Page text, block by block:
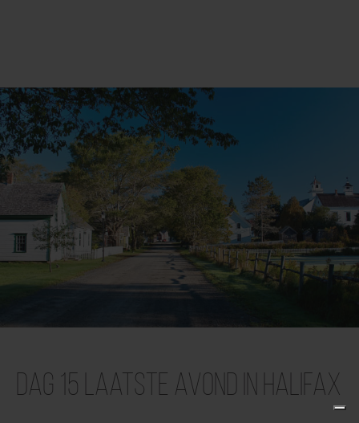
Dag 15 Laatste avond in Halifax